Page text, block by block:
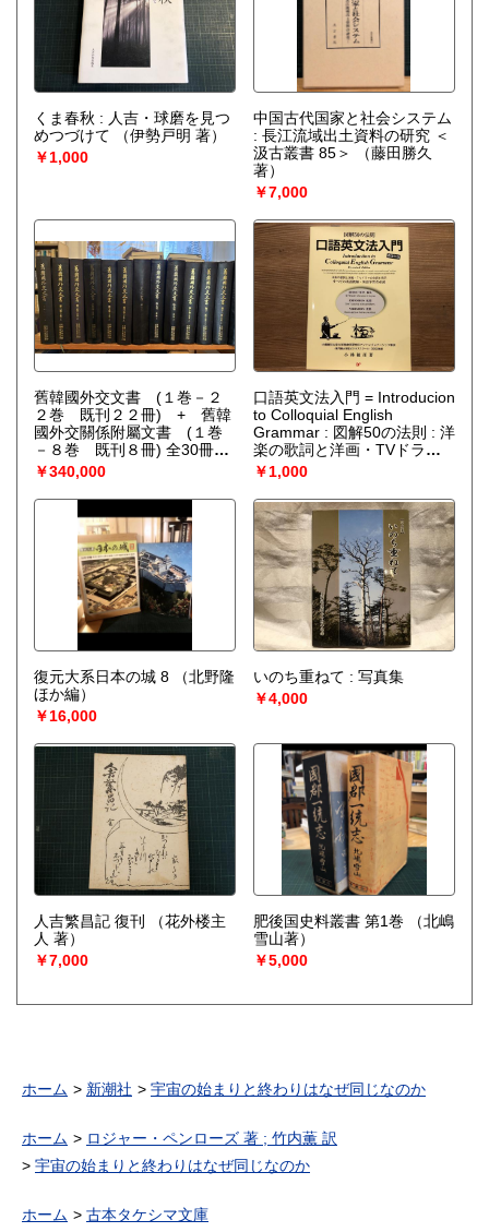
くま春秋 : 人吉・球磨を見つ
めつづけて
（伊勢戸明 著）
￥1,000
中国古代国家と社会システム
: 長江流域出土資料の研究 ＜
汲古叢書 85＞
（藤田勝久
著）
￥7,000
舊韓國外交文書 (１巻－２
２巻 既刊２２冊) + 舊韓
國外交關係附屬文書 (１巻
－８巻 既刊８冊) 全30冊揃
い （高麗大學校亞細亞問題
研究所舊韓國外交文書編纂委
員會 編）
￥340,000
口語英文法入門 = Introducion
to Colloquial English
Grammar : 図解50の法則 : 洋
楽の歌詞と洋画・TVドラマ
の台詞を例示したすべての英
語教師・英語学習者必読 再
改訂版 （小林敏彦 著）
￥1,000
復元大系日本の城 8
（北野隆
ほか編）
￥16,000
いのち重ねて : 写真集
￥4,000
人吉繁昌記 復刊
（花外楼主
人 著）
￥7,000
肥後国史料叢書 第1巻
（北嶋
雪山著）
￥5,000
ホーム 新潮社 宇宙の始まりと終わりはなぜ同じなのか
ホーム
ロジャー・ペンローズ 著 ; 竹内薫 訳
宇宙の始まりと終わりはなぜ同じなのか
ホーム 古本タケシマ文庫